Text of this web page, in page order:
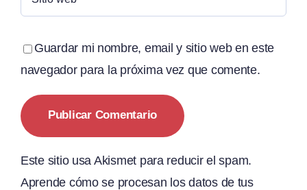
Guardar mi nombre, email y sitio web en este
navegador para la próxima vez que comente.
Este sitio usa Akismet para reducir el spam.
Aprende cómo se procesan los datos de tus